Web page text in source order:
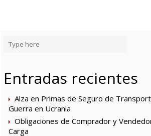
Entradas recientes
Alza en Primas de Seguro de
Guerra en Ucrania
Obligaciones de Comprador y
Carga